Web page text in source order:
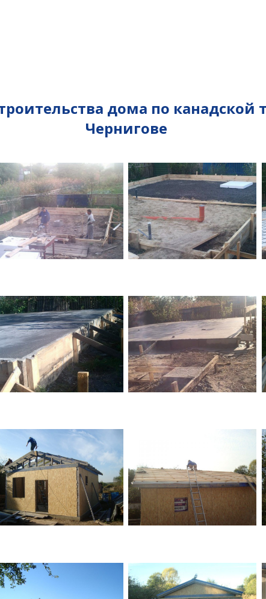
дома по канадской
Чернигове